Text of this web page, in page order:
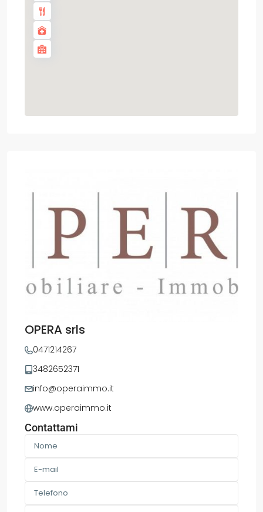
OPERA srls
0471214267
3482652371
info@operaimmo.it
www.operaimmo.it
Contattami